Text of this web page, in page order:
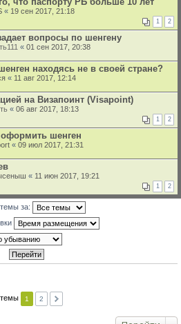
« 19 сен 2017, 21:18
1 2
вопросы по шенгену
« 01 сен 2017, 20:38
находясь не в своей стране?
« 11 авг 2017, 12:14
на Визапоинт (Visapoint)
« 06 авг 2017, 18:13
1 2
шенген
« 09 июл 2017, 21:31
« 11 июн 2017, 19:21
1 2
за:
1 2